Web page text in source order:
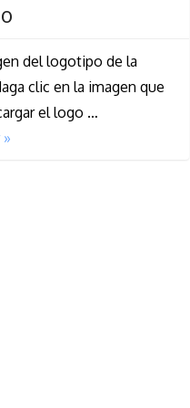
del logotipo de la
clic en la imagen que
el logo …